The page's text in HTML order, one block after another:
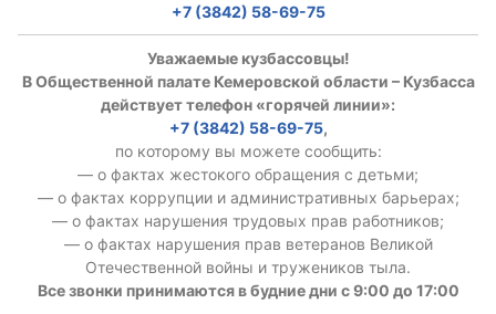
+7 (3842) 58-69-75
Уважаемые кузбассовцы!
В Общественной палате Кемеровской области – Кузбасса
действует телефон «горячей линии»:
+7 (3842) 58-69-75,
по которому вы можете сообщить:
— о фактах жестокого обращения с детьми;
— о фактах коррупции и административных барьерах;
— о фактах нарушения трудовых прав работников;
— о фактах нарушения прав ветеранов Великой
Отечественной войны и тружеников тыла.
Все звонки принимаются в будние дни с 9:00 до 17:00